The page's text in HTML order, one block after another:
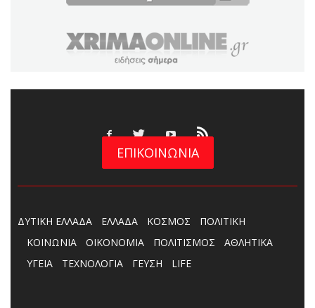
ΕΠΙΚΟΙΝΩΝΙΑ
ΔΥΤΙΚΗ ΕΛΛΑΔΑ ΕΛΛΑΔΑ ΚΟΣΜΟΣ
ΠΟΛΙΤΙΚΗ
ΚΟΙΝΩΝΙΑ
ΟΙΚΟΝΟΜΙΑ ΠΟΛΙΤΙΣΜΟΣ
ΑΘΛΗΤΙΚΑ
ΥΓΕΙΑ
ΤΕΧΝΟΛΟΓΙΑ ΓΕΥΣΗ LIFE